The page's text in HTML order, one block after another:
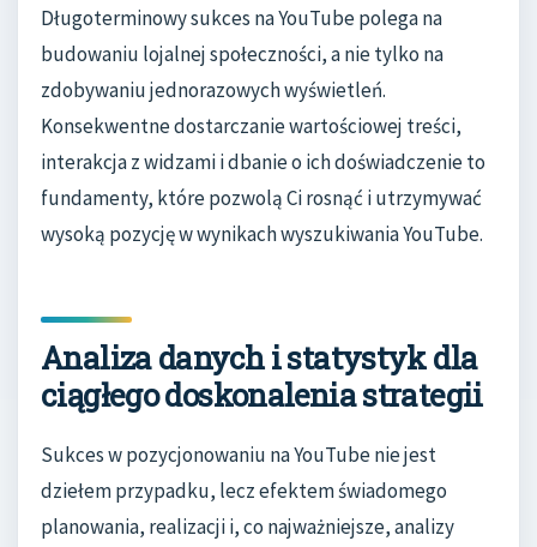
Długoterminowy sukces na YouTube polega na
budowaniu lojalnej społeczności, a nie tylko na
zdobywaniu jednorazowych wyświetleń.
Konsekwentne dostarczanie wartościowej treści,
interakcja z widzami i dbanie o ich doświadczenie to
fundamenty, które pozwolą Ci rosnąć i utrzymywać
wysoką pozycję w wynikach wyszukiwania YouTube.
Analiza danych i statystyk dla
ciągłego doskonalenia strategii
Sukces w pozycjonowaniu na YouTube nie jest
dziełem przypadku, lecz efektem świadomego
planowania, realizacji i, co najważniejsze, analizy